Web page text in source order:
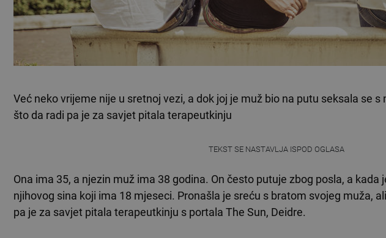
Već neko vrijeme nije u sretnoj vezi, a dok joj je muž bio na putu seksala se
što da radi pa je za savjet pitala terapeutkinju
TEKST SE NASTAVLJA ISPOD OGLASA
Ona ima 35, a njezin muž ima 38 godina. On često putuje zbog posla, a kada
njihovog sina koji ima 18 mjeseci. Pronašla je sreću s bratom svojeg muža,
pa je za savjet pitala terapeutkinju s portala The Sun, Deidre.